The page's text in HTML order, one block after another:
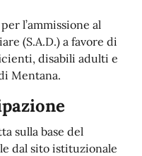
l’ammissione al
(S.A.D.) a favore di
disabili adulti e
Mentana.
sulla base del
dal sito istituzionale